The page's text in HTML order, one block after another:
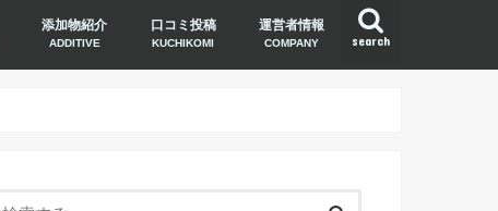
search
添加物紹介
ADDITIVE
口コミ投稿
KUCHIKOMI
運営者情報
COMPANY